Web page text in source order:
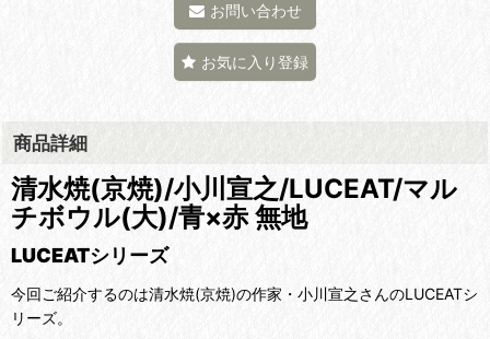
お問い合わせ
お気に入り登録
商品詳細
清水焼(京焼)/小川宣之/LUCEAT/マル
チボウル(大)/青×赤 無地
LUCEATシリーズ
今回ご紹介するのは清水焼(京焼)の作家・小川宣之さんのLUCEATシ
リーズ。